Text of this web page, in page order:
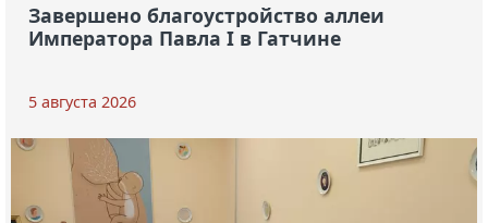
Завершено благоустройство аллеи
Императора Павла I в Гатчине
5 августа 2026